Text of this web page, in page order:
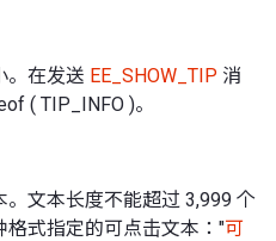
。在发送 EE_SHOW_TIP 消
( TIP_INFO )。
文本长度不能超过 3,999 个
式指定的可点击文本："可